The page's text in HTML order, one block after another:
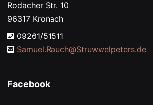
Rodacher Str. 10
96317 Kronach
09261/51511
Samuel.Rauch@Struwwelpeters.de
Facebook